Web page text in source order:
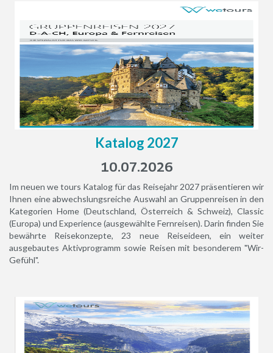
Katalog 2027
10.07.2026
Im neuen we tours Katalog für das Reisejahr 2027 präsentieren wir
Ihnen eine abwechslungsreiche Auswahl an Gruppenreisen in den
Kategorien Home (Deutschland, Österreich & Schweiz), Classic
(Europa) und Experience (ausgewählte Fernreisen). Darin finden Sie
bewährte Reisekonzepte, 23 neue Reiseideen, ein weiter
ausgebautes Aktivprogramm sowie Reisen mit besonderem "Wir-
Gefühl".